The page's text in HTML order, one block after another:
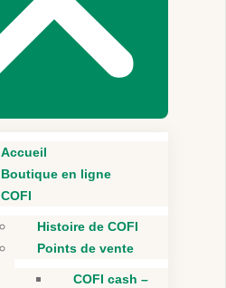
Accueil
Boutique en ligne
COFI
Histoire de COFI
Points de vente
COFI cash –